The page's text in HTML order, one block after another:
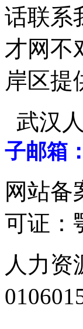
话联系
才网不
岸区提
武汉
子邮箱：
网站备
可证：
人力资